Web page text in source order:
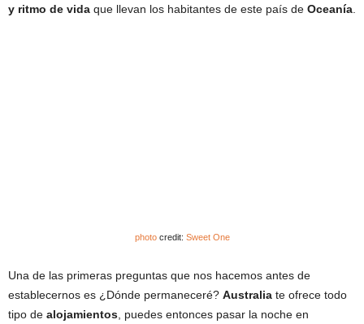
y ritmo de vida que llevan los habitantes de este país de Oceanía
photocredit: Sweet One
Una de las primeras preguntas que nos hacemos antes de
establecernos es ¿Dónde permaneceré? Australia te ofrece todo
tipo de alojamientos , puedes entonces pasar la noche en